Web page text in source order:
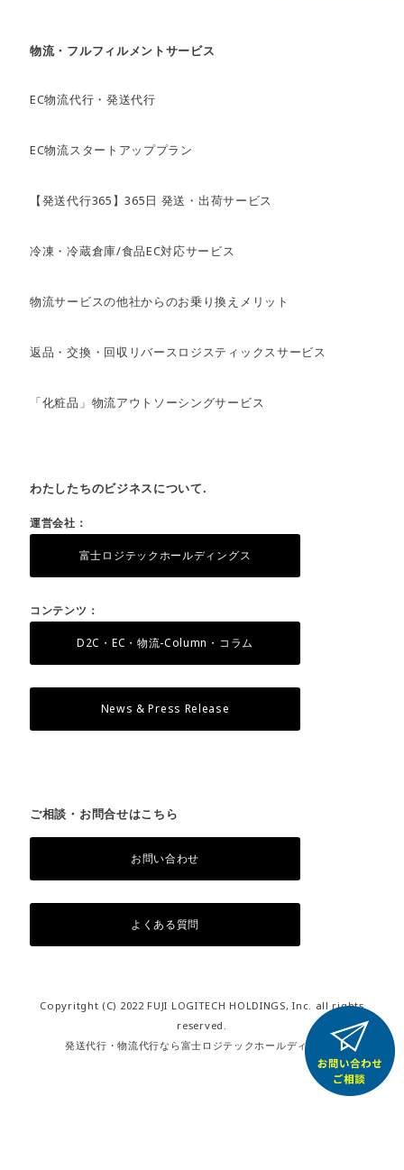
物流・フルフィルメントサービス
EC物流代行・発送代行
EC物流スタートアッププラン
【発送代行365】365日 発送・出荷サービス
冷凍・冷蔵倉庫/食品EC対応サービス
物流サービスの他社からのお乗り換えメリット
返品・交換・回収リバースロジスティックスサービス
「化粧品」物流アウトソーシングサービス
わたしたちのビジネスについて.
運営会社：
富士ロジテックホールディングス
コンテンツ：
D2C・EC・物流-Column・コラム
News & Press Release
ご相談・お問合せはこちら
お問い合わせ
よくある質問
Copyritght (C) 2022 FUJI LOGITECH HOLDINGS, Inc. all rights
reserved.
発送代行・物流代行なら富士ロジテックホールディングス